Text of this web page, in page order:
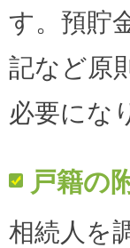
す。預貯
記など原
必要にな
戸籍の
相続人を